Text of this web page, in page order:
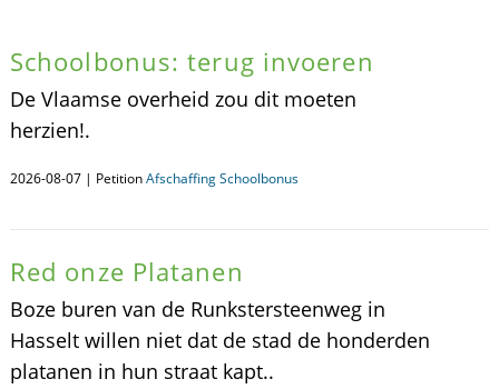
Schoolbonus: terug invoeren
De Vlaamse overheid zou dit moeten
herzien!.
2026-08-07 | PetitionAfschaffing Schoolbonus
Red onze Platanen
Boze buren van de Runkstersteenweg in
Hasselt willen niet dat de stad de honderden
platanen in hun straat kapt..